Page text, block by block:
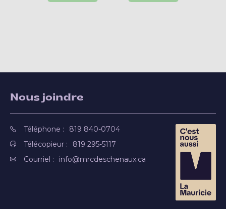
Nous joindre
Téléphone :
819 840-0704
Télécopieur :
819 295-5117
Courriel :
info@mrcdeschenaux.ca